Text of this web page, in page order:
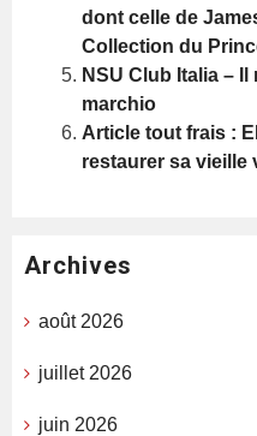
dont celle de
Collection du
NSU Club Italia –
marchio
Article tout frais :
restaurer sa vieille
Archives
août 2026
juillet 2026
juin 2026